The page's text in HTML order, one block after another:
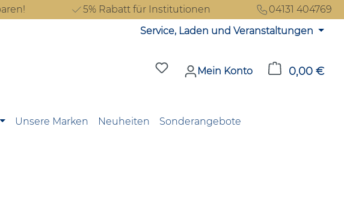
5% Rabatt für Institutionen
04131 404769
Service, Laden und Veranstaltungen
Du hast 0 Produkte auf dem
Mein Konto 0,00 €
Unsere Marken Neuheiten Sonderangebote